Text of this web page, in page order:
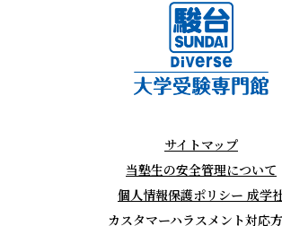
サイトマップ
当塾生の安全管理について
個人情報保護ポリシー 成学
カスタマーハラスメント対応